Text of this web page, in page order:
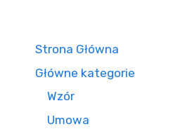
Strona Główna
Główne kategorie
Wzór
Umowa